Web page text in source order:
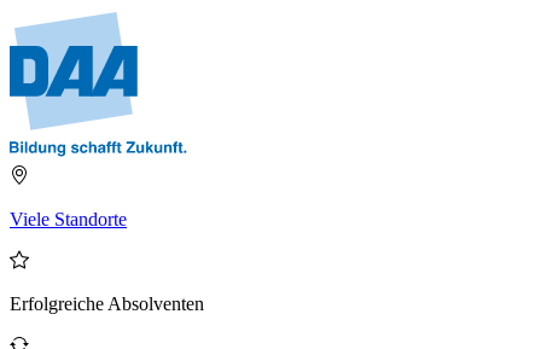
Viele Standorte
Erfolgreiche Absolventen